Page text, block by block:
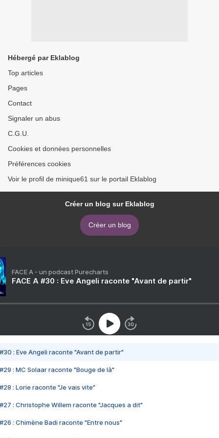
Hébergé par Eklablog
Top articles
Pages
Contact
Signaler un abus
C.G.U.
Cookies et données personnelles
Préférences cookies
Voir le profil de minique61 sur le portail Eklablog
Créer un blog sur Eklablog
Créer un blog
FACE A - un podcast Purecharts
FACE A #30 : Eve Angeli raconte "Avant de partir"
#30 : Eve Angeli raconte "Avant de partir"
#29 : MC Solaar raconte "Bouge de là"
#28 : Lorie raconte "Je vais vite"
#27 : Christophe Willem raconte "Jacques a dit"
#26 : Chimène Badi raconte "Entre nous"